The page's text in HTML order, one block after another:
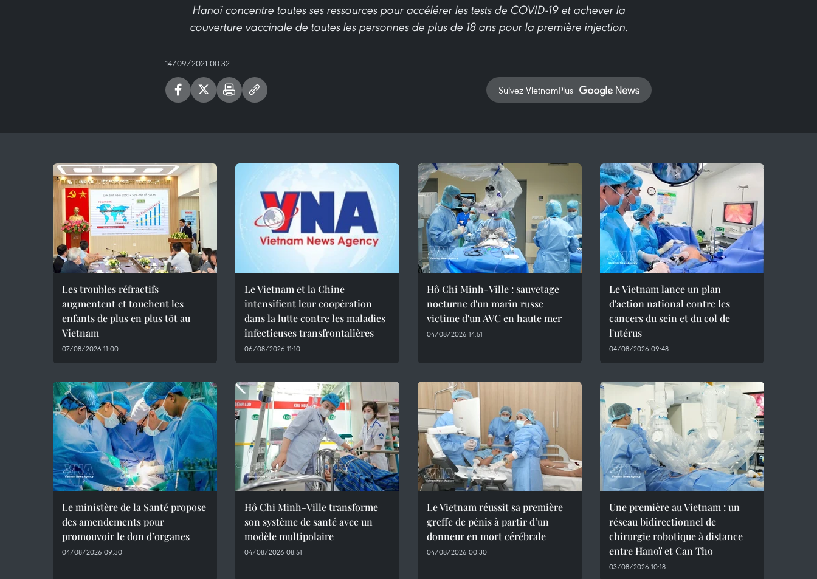
Hanoï concentre toutes ses ressources pour accélérer les tests de COVID-19 et achever la
couverture vaccinale de toutes les personnes de plus de 18 ans pour la première injection.
14/09/2021 00:32
Suivez VietnamPlus
Les troubles réfractifs
augmentent et touchent les
enfants de plus en plus tôt au
Vietnam
07/08/2026 11:00
Le Vietnam et la Chine
intensifient leur coopération
dans la lutte contre les maladies
infectieuses transfrontalières
06/08/2026 11:10
Hô Chi Minh-Ville : sauvetage
nocturne d'un marin russe
victime d'un AVC en haute mer
04/08/2026 14:51
Le Vietnam lance un plan
d'action national contre les
cancers du sein et du col de
l'utérus
04/08/2026 09:48
Le ministère de la Santé propose
des amendements pour
promouvoir le don d’organes
04/08/2026 09:30
Hô Chi Minh-Ville transforme
son système de santé avec un
modèle multipolaire
04/08/2026 08:51
Le Vietnam réussit sa première
greffe de pénis à partir d’un
donneur en mort cérébrale
04/08/2026 00:30
Une première au Vietnam : un
réseau bidirectionnel de
chirurgie robotique à distance
entre Hanoï et Can Tho
03/08/2026 10:18